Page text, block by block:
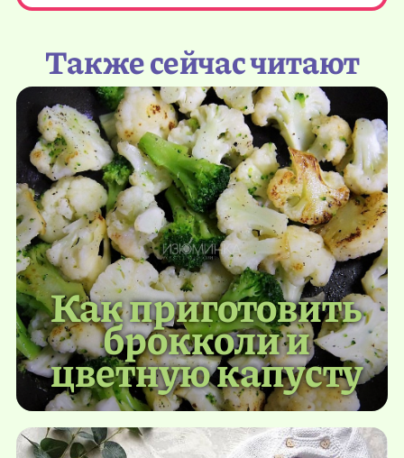
Также сейчас читают
Как приготовить
брокколи и
цветную капусту